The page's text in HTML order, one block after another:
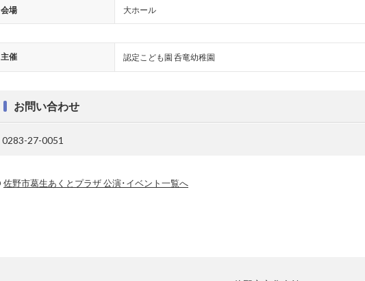
会場 大ホール
主催 認定こども園 呑竜幼稚園
お問い合わせ
0283-27-0051
佐野市葛生あくとプラザ 公演･イベント一覧へ